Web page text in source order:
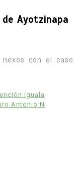
Ayotzinapa
nexos con el caso
Iguala
Antonio N